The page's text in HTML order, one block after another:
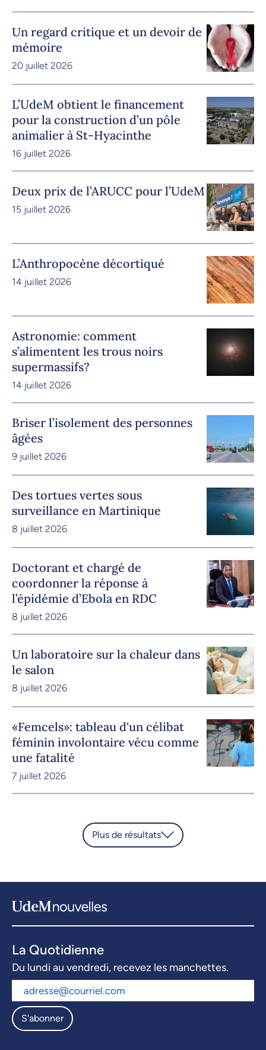
Un regard critique et un devoir de
mémoire
20 juillet 2026
L’UdeM obtient le financement
pour la construction d’un pôle
animalier à St-Hyacinthe
16 juillet 2026
Deux prix de l’ARUCC pour l’UdeM
15 juillet 2026
L’Anthropocène décortiqué
14 juillet 2026
Astronomie: comment
s’alimentent les trous noirs
supermassifs?
14 juillet 2026
Briser l’isolement des personnes
âgées
9 juillet 2026
Des tortues vertes sous
surveillance en Martinique
8 juillet 2026
Doctorant et chargé de
coordonner la réponse à
l’épidémie d’Ebola en RDC
8 juillet 2026
Un laboratoire sur la chaleur dans
le salon
8 juillet 2026
«Femcels»: tableau d'un célibat
féminin involontaire vécu comme
une fatalité
7 juillet 2026
Plus de résultats
La Quotidienne
Du lundi au vendredi, recevez les manchettes.
S'abonner